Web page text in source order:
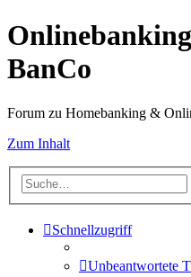
BanCo
Forum zu Homebanking &
Zum Inhalt
Schnellzugriff
Unbeantwortete